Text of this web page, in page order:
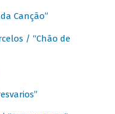
Canção”
/ “Chão de